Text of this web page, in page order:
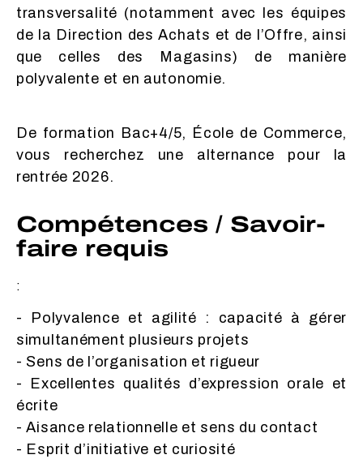
transversalité (notamment avec les équipes
de la Direction des Achats et de l’Offre, ainsi
que celles des Magasins) de manière
polyvalente et en autonomie.
De formation Bac+4/5, École de Commerce,
vous recherchez une alternance pour la
rentrée 2026.
Compétences / Savoir-
faire requis
:
- Polyvalence et agilité : capacité à gérer
simultanément plusieurs projets
- Sens de l’organisation et rigueur
- Excellentes qualités d’expression orale et
écrite
- Aisance relationnelle et sens du contact
- Esprit d’initiative et curiosité